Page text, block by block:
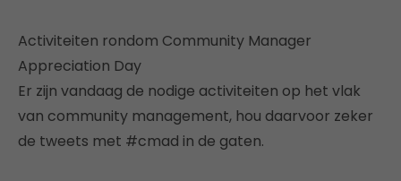
Activiteiten rondom Community Manager
Appreciation Day
Er zijn vandaag de nodige activiteiten op het vlak
van community management, hou daarvoor zeker
de tweets met #cmad in de gaten.